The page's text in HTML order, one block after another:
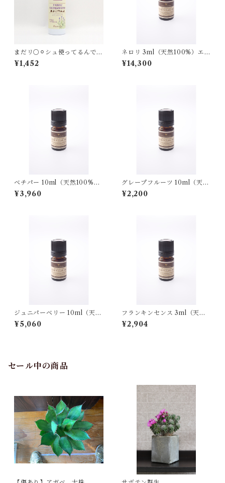
まだリ○⚪︎シュ使ってるんです
か！（ラベンダー）
¥1,452
ネロリ 3ml（天然100%）エッ
センシャルオイル
¥14,300
ベチパー 10ml（天然100%）
エッセンシャルオイル
¥3,960
グレープフルーツ 10ml（天然
100%）エッセンシャルオイル
¥2,200
ジュニパーベリー 10ml（天然
100%）エッセンシャルオイル
¥5,060
フランキンセンス 3ml（天然1
00%）エッセンシャルオイル
¥2,904
セール中の商品